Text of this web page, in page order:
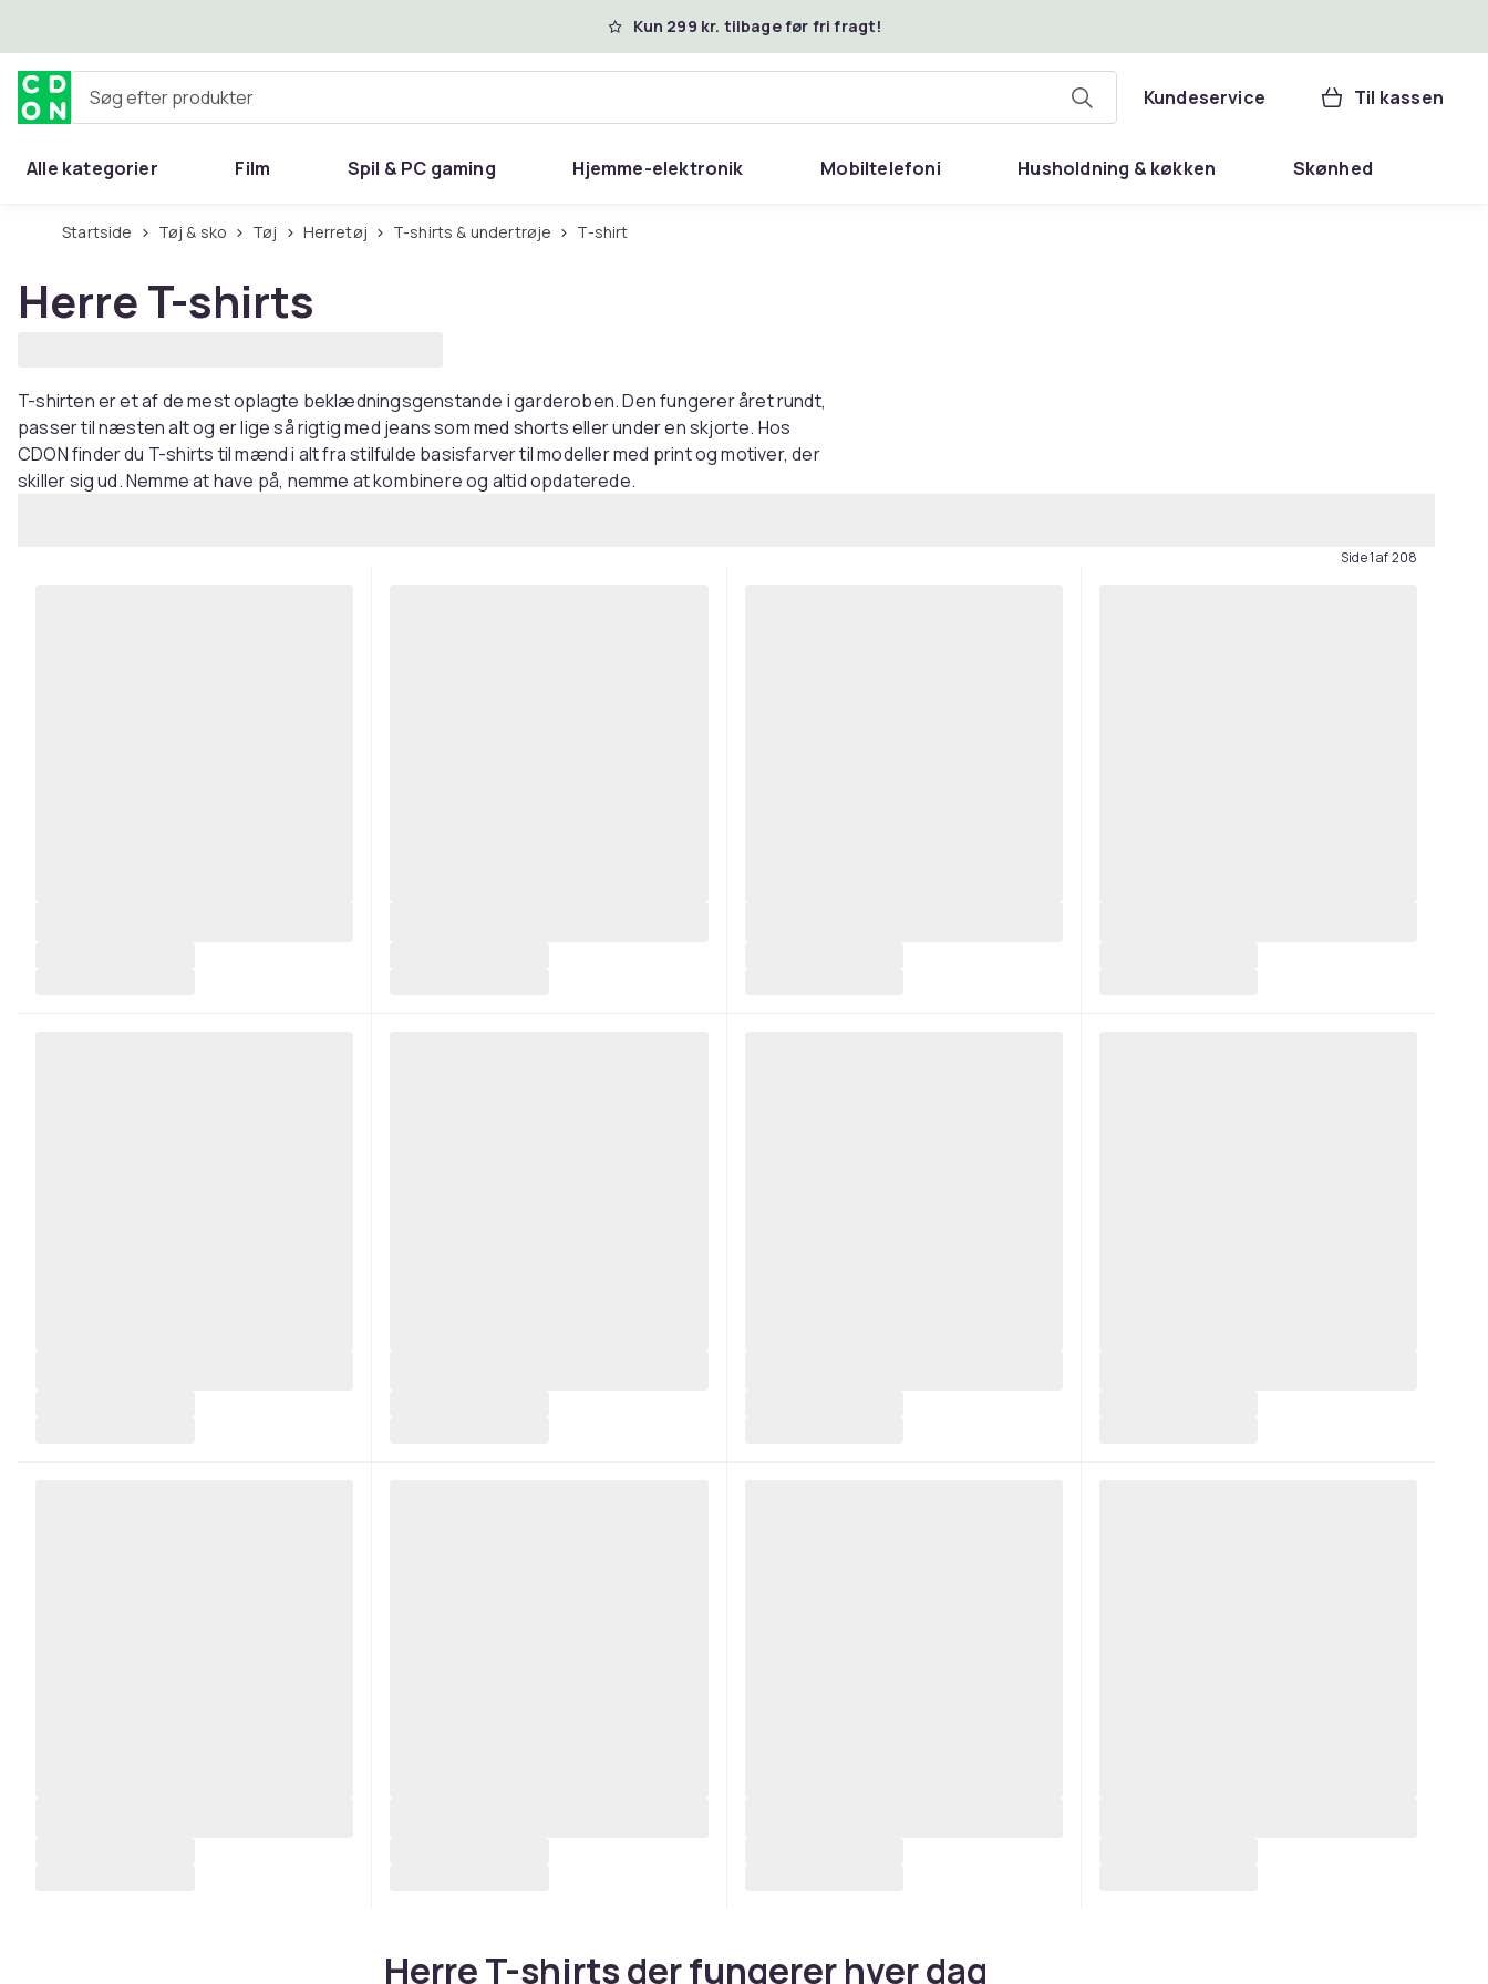
Kun 299 kr. tilbage før fri fragt!
Søg efter produkter Kundeservice Til kassen
Alle kategorier Film Spil & PC gaming Hjemme-elektronik Mobiltelefoni Husholdning & køkken Skønhed
Hjem & have
Startside Tøj & sko Tøj Herretøj T-shirts & undertrøje T-shirt
Herre T-shirts
T-shirten er et af de mest oplagte beklædningsgenstande i garderoben. Den fungerer året rundt,
passer til næsten alt og er lige så rigtig med jeans som med shorts eller under en skjorte. Hos
CDON finder du T-shirts til mænd i alt fra stilfulde basisfarver til modeller med print og motiver, der
skiller sig ud. Nemme at have på, nemme at kombinere og altid opdaterede.
Side 1 af 208
Herre T-shirts der fungerer hver dag